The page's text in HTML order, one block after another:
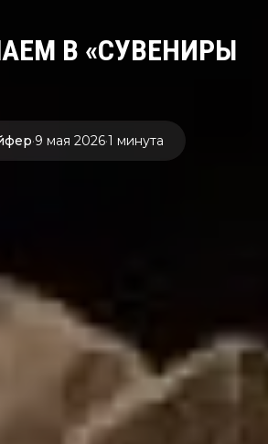
В «СУВЕНИРЫ
·9 мая 2026·1 минута